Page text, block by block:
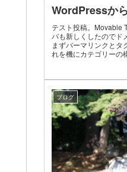
WordPressか
テスト投稿。Movable
バも新しくしたのでド
まずパーマリンクとタ
れを機にカテゴリーの
ブログ